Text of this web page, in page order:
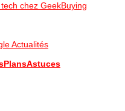
chez GeekBuying
Actualités